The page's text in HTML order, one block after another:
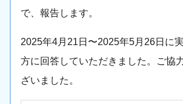
で、報告します。
2025年4月21日〜2025年5月26日に
方に回答していただきました。ご協
ざいました。